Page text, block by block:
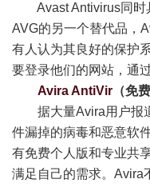
Avast Antivirus同时
AVG的另一个替代品，
有人认为其良好的保护
要登录他们的网站，通
Avira AntiVir （免
据大量Avira用户报道
件漏掉的病毒和恶意软
有免费个人版和专业共
满足自己的需求。Avira